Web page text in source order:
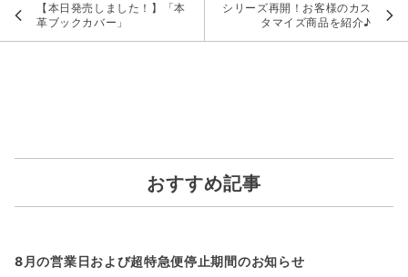
【本日発売しました！】「本
革ブックカバー」
シリーズ再開！お客様のカス
タマイズ商品を紹介♪
おすすめ記事
8月の営業日および超特急便停止期間のお知らせ